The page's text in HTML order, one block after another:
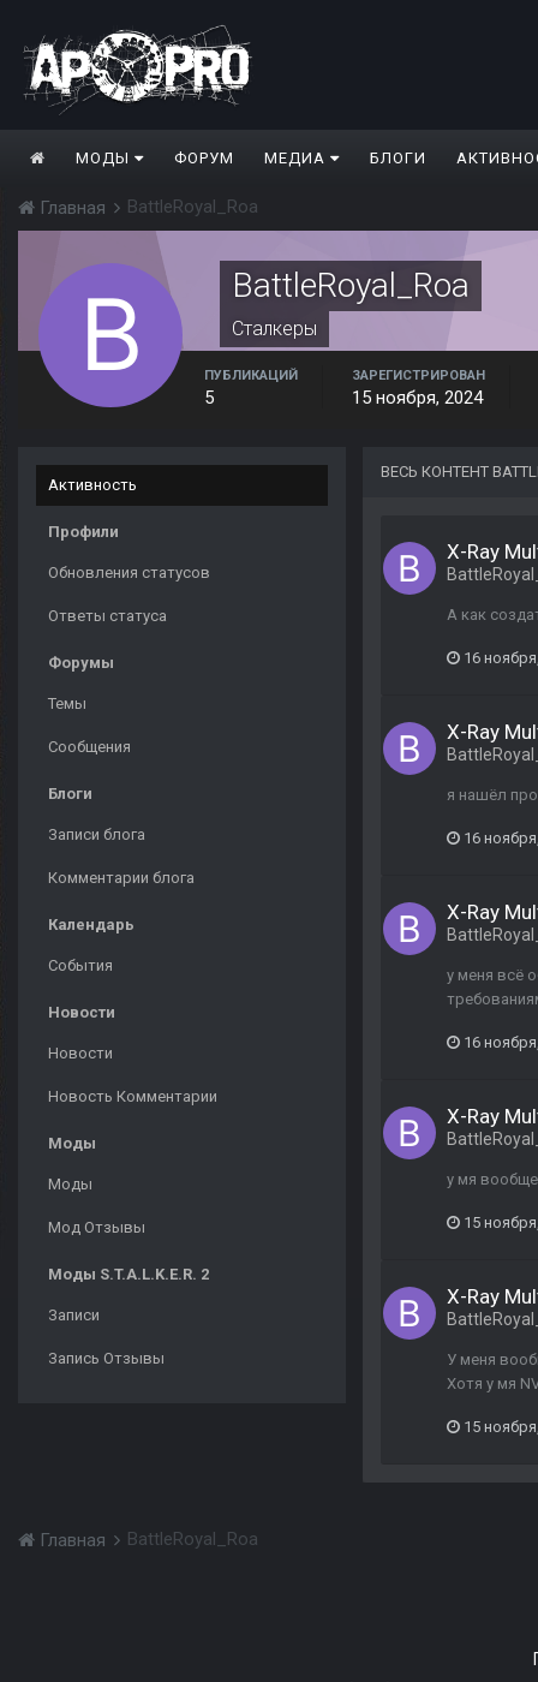
МОДЫ ФОРУМ МЕДИА БЛОГИ
Главная BattleRoyal_Roa
BattleRoyal_Roa
Сталкеры
ПУБЛИКАЦИЙ
5
ЗАРЕГИСТРИРОВАН
15 ноября, 2024
Активность
Профили
Обновления статусов
Ответы статуса
Форумы
Темы
Сообщения
Блоги
Записи блога
Комментарии блога
Календарь
События
Новости
Новости
Новость Комментарии
Моды
Моды
Мод Отзывы
Моды S.T.A.L.K.E.R. 2
Записи
Запись Отзывы
ВЕСЬ КОНТЕНТ
X-Ray
А как
16
X-Ray
я нашёл
16
X-Ray
у меня всё
16
X-Ray
у мя
15
X-Ray
У меня
Хотя у мя
15
Главная BattleRoyal_Roa